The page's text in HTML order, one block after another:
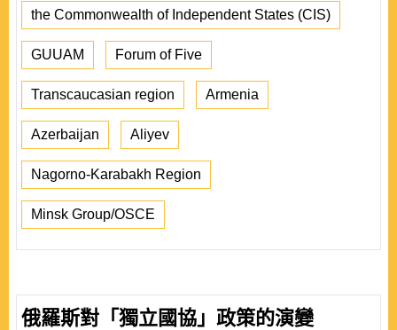
the Commonwealth of Independent States (CIS)
GUUAM Forum of Five
Transcaucasian region Armenia
Azerbaijan Aliyev
Nagorno-Karabakh Region
Minsk Group/OSCE
俄羅斯對「獨立國協」政策的演變